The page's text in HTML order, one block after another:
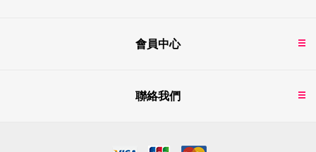
會員中心
聯絡我們